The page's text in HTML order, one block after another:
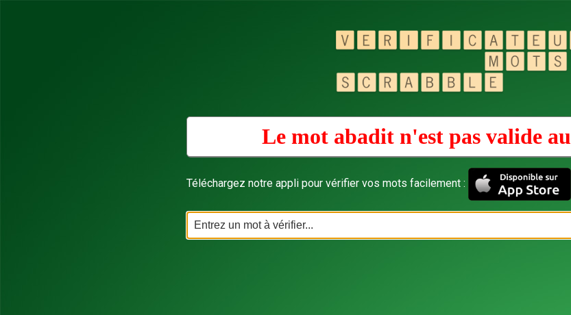
Le mot abadit n'est pas valide au
Téléchargez notre appli pour vérifier vos mots facilement :